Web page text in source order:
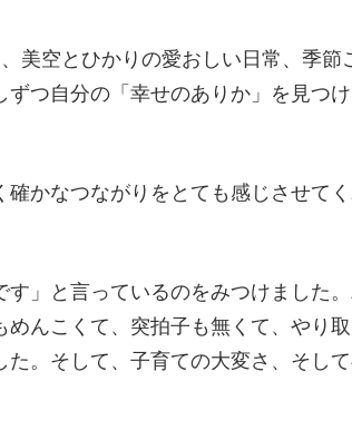
美空とひかりの愛おしい日常、季節
つ自分の「幸せのありか」を見つ
かなつながりをとても感じさせて
」と言っているのをみつけました
んこくて、突拍子も無くて、やり
。そして、子育ての大変さ、そし